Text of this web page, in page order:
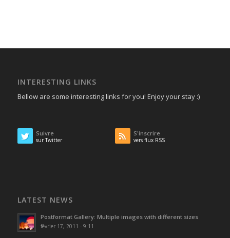
INTERESTING LINKS
Bellow are some interesting links for you! Enjoy your stay :)
Suivre
sur Twitter
S'inscrire
vers flux RSS
LATEST NEWS
Postformat Gallery: Multiple images with different sizes
février 17, 2011 - 9:11